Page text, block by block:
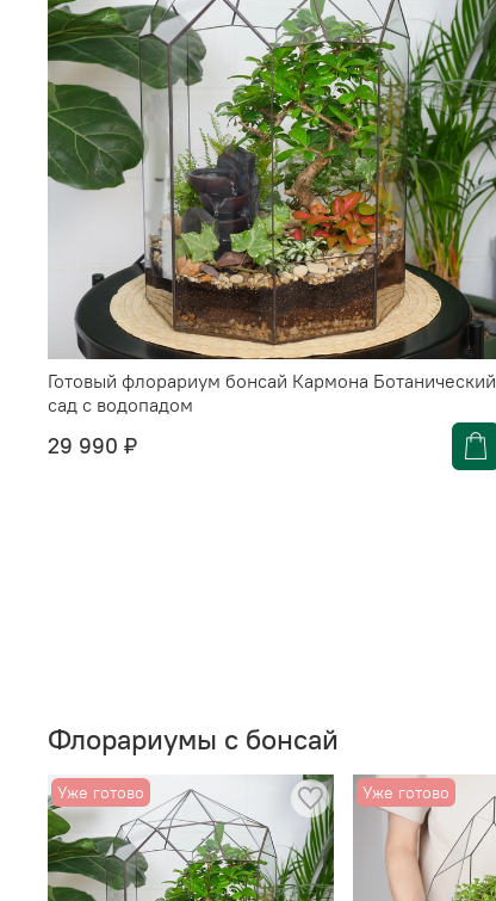
Готовый флорариум бонсай Кармона Ботанический
сад с водопадом
29 990 ₽
Флорариумы с бонсай
Уже готово Уже готово